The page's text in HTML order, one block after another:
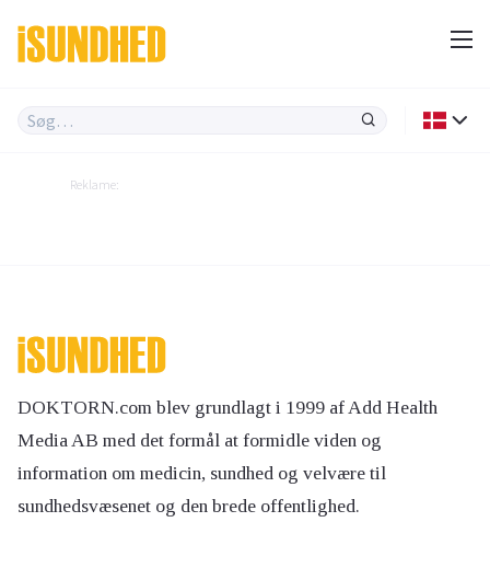
Reklame:
DOKTORN.com blev grundlagt i 1999 af Add Health
Media AB med det formål at formidle viden og
information om medicin, sundhed og velvære til
sundhedsvæsenet og den brede offentlighed.